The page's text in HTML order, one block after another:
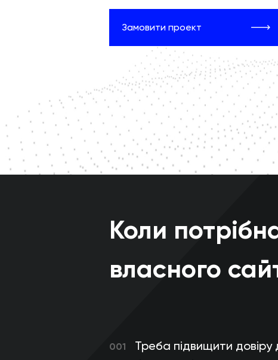
Замовити проект
Коли
власного
001
Треба підвищити довіру